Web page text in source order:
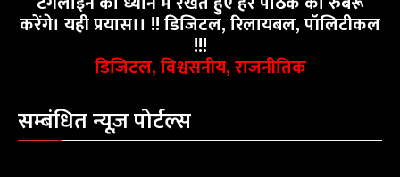
करेंगे। यही प्रयास।। !! डिजिटल, रिलायबल, पॉलिटीकल
!!!
डिजिटल, विश्वसनीय, राजनीतिक
सम्बंधित न्यूज़ पोर्टल्स